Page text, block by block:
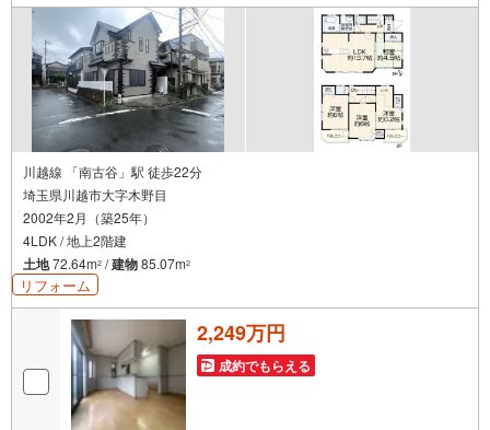
川越線 「南古谷」駅 徒歩22分
埼玉県川越市大字木野目
2002年2月（築25年）
4LDK / 地上2階建
土地72.64m2 /建物85.07m2
リフォーム
2,249万円
成約でもらえる